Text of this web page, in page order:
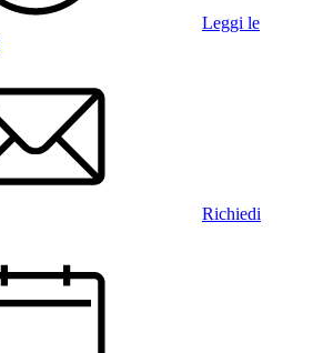
Leggi le
Richiedi